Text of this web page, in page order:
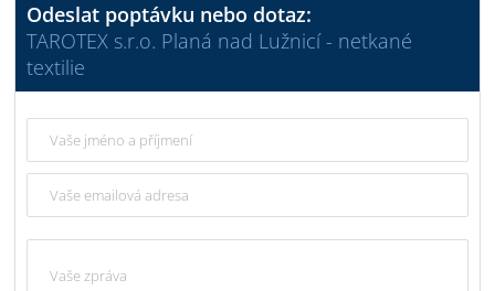
Odeslat poptávku nebo dotaz:
TAROTEX s.r.o. Planá nad Lužnicí - netkané
textilie